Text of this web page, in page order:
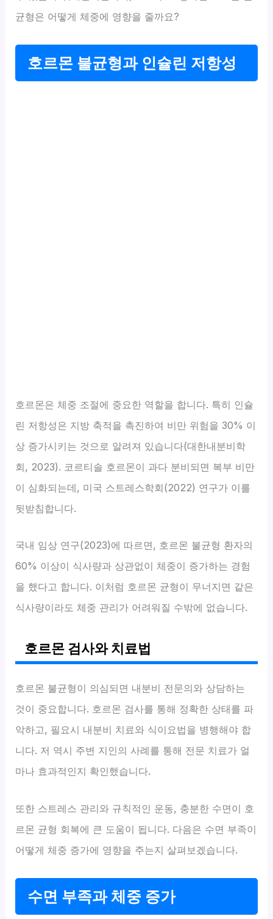
균형은 어떻게 체중에 영향을 줄까요?
호르몬 불균형과 인슐린 저항성
호르몬은 체중 조절에 중요한 역할을 합니다. 특히 인슐
린 저항성은 지방 축적을 촉진하여 비만 위험을 30% 이
상 증가시키는 것으로 알려져 있습니다(대한내분비학
회, 2023). 코르티솔 호르몬이 과다 분비되면 복부 비만
이 심화되는데, 미국 스트레스학회(2022) 연구가 이를
뒷받침합니다.
국내 임상 연구(2023)에 따르면, 호르몬 불균형 환자의
60% 이상이 식사량과 상관없이 체중이 증가하는 경험
을 했다고 합니다. 이처럼 호르몬 균형이 무너지면 같은
식사량이라도 체중 관리가 어려워질 수밖에 없습니다.
호르몬 검사와 치료법
호르몬 불균형이 의심되면 내분비 전문의와 상담하는
것이 중요합니다. 호르몬 검사를 통해 정확한 상태를 파
악하고, 필요시 내분비 치료와 식이요법을 병행해야 합
니다. 저 역시 주변 지인의 사례를 통해 전문 치료가 얼
마나 효과적인지 확인했습니다.
또한 스트레스 관리와 규칙적인 운동, 충분한 수면이 호
르몬 균형 회복에 큰 도움이 됩니다. 다음은 수면 부족이
어떻게 체중 증가에 영향을 주는지 살펴보겠습니다.
수면 부족과 체중 증가